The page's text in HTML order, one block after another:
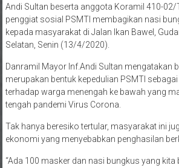
Andi Sultan beserta anggota Koramil 410-
penggiat sosial PSMTI membagikan nasi
kepada masyarakat di Jalan Ikan Bawel,
Selatan, Senin (13/4/2020).
Danramil Mayor Inf.Andi Sultan mengatakan
merupakan bentuk kepedulian PSMTI
terhadap warga menengah ke bawah yang
tengah pandemi Virus Corona.
Tak hanya beresiko tertular, masyarakat ini
ekonomi yang menyebabkan penghasilan
“Ada 100 masker dan nasi bungkus yang kita